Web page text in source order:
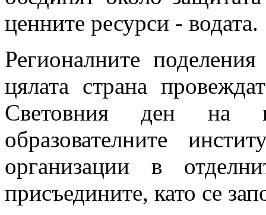
ценните ресурси - водата.
Регионалните
цялата страна
Световния ден на
образователните
организации в
присъедините, като се